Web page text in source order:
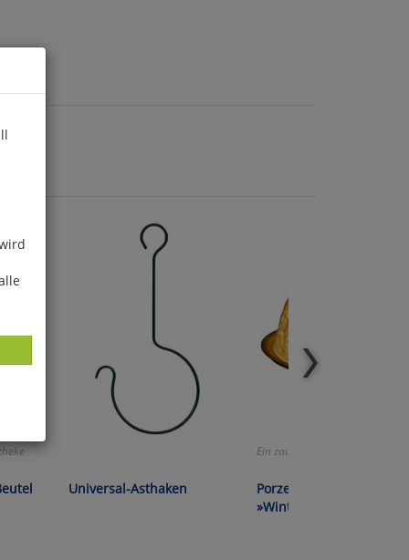
Universal-Asthaken
Ein zauberhafter Anblick!
Porzellan-Windlicht
»Winterdorf«